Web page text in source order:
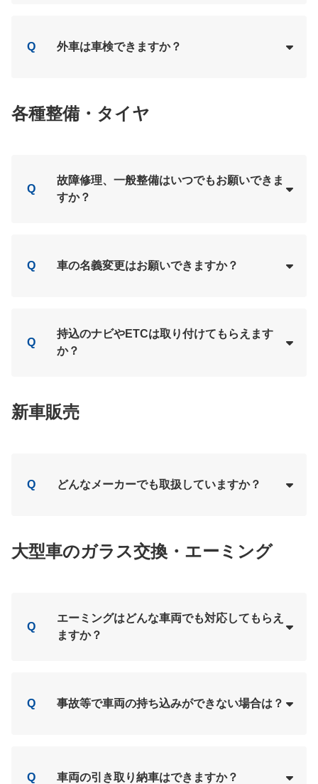
Q
外車は車検できますか？
A
各種整備・タイヤ
Q
故障修理、一般整備はいつでもお願いできま
すか？
Q
車の名義変更はお願いできますか？
Q
持込のナビやETCは取り付けてもらえます
か？
A
新車販売
Q どんなメーカーでも取扱していますか？
A
大型車のガラス交換・エーミング
Q
エーミングはどんな車両でも対応してもらえ
ますか？
Q
事故等で車両の持ち込みができない場合は？
Q
車両の引き取り納車はできますか？